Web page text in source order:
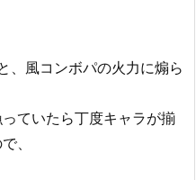
、風コンボパの火力に煽ら
ていたら丁度キャラが揃
、